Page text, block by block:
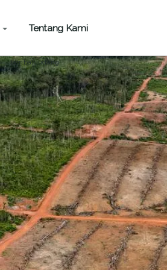
Tentang Kami
tambak udang